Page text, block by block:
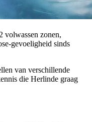
volwassen zonen,
gevoeligheid sinds
van verschillende
die Herlinde graag